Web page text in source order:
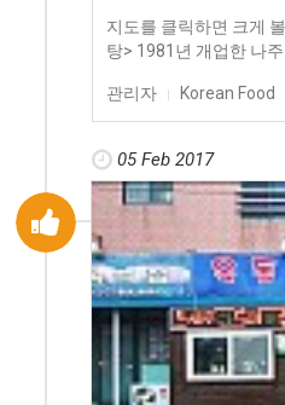
지도를 클릭하면 크게
탕> 1981년 개업한 나
관리자 Korean Food
05 Feb 2017